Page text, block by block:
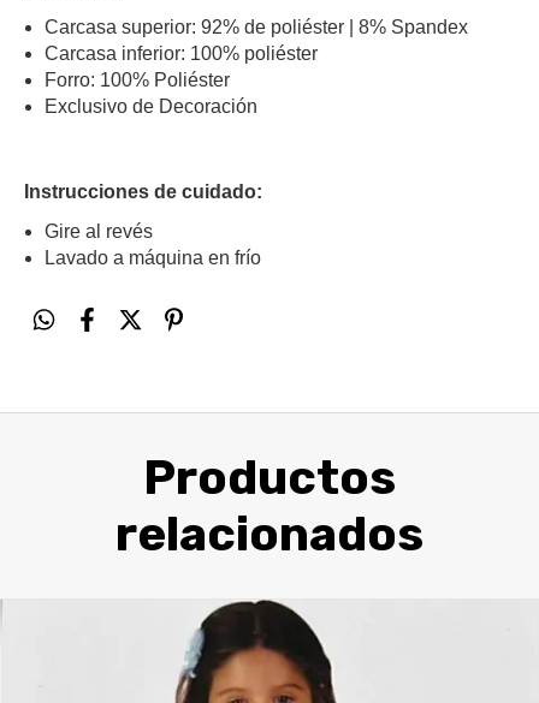
Carcasa superior: 92% de poliéster | 8% Spandex
Carcasa inferior: 100% poliéster
Forro: 100% Poliéster
Exclusivo de Decoración
Instrucciones de cuidado:
Gire al revés
Lavado a máquina en frío
Productos
relacionados